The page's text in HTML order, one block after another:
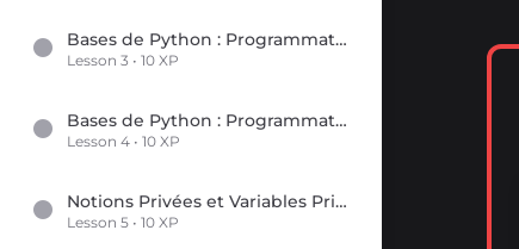
Bases de Python : Programmation Orientée Objet (POO)
Lesson 3 • 10 XP
Bases de Python : Programmation Orientée Objet (POO)
Lesson 4 • 10 XP
Notions Privées et Variables Privées
Lesson 5 • 10 XP